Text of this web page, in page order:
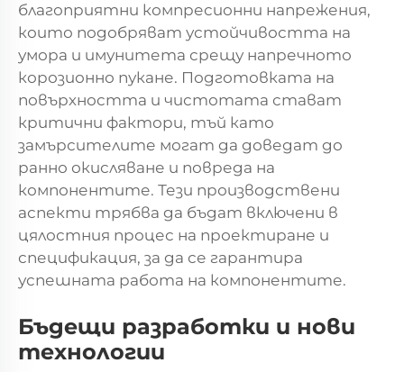
благоприятни компресионни напрежения,
които подобряват устойчивостта на
умора и имунитета срещу напречното
корозионно пукане. Подготовката на
повърхността и чистотата стават
критични фактори, тъй като
замърсителите могат да доведат до
ранно окисляване и повреда на
компонентите. Тези производствени
аспекти трябва да бъдат включени в
цялостния процес на проектиране и
спецификация, за да се гарантира
успешната работа на компонентите.
Бъдещи разработки и нови
технологии